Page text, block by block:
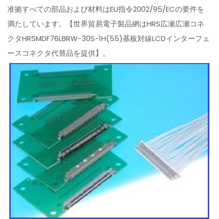
准拠すべての部品および材料はEU指令2002/95/ECの要件を
満たしています。【世界貿易電子製品網はHRS広瀬広瀬コネ
クタHRSMDF76LBRW-30S-1H(55)基板対線LCDインターフェ
ースコネクタ代替品を提供】。